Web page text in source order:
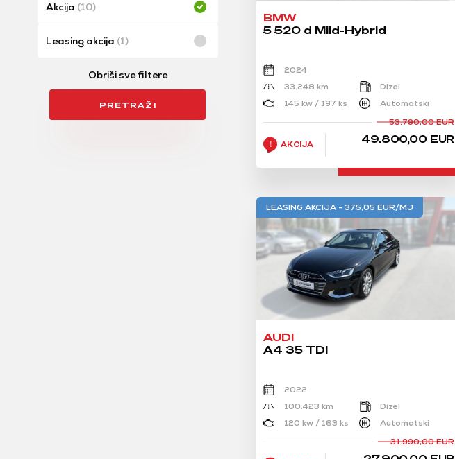
Akcija (10)
Leasing akcija (1)
Obriši sve filtere
PRETRAŽI
BMW
5 520 d Mild-Hybrid
2024
33.248 km
Dizel
145 kw / 197 ks
Automatski
AKCIJA
53.790,00 EUR
49.800,00 EUR
LEASING AKCIJA - 375,05 EUR/MJ
AUDI
A4 35 TDI
2022
100.423 km
Dizel
120 kw / 163 ks
Automatski
31.990,00 EUR